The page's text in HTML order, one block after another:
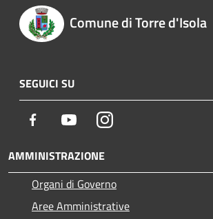
Comune di Torre d'Isola
SEGUICI SU
Facebook YoutubeInstagram
AMMINISTRAZIONE
Organi di Governo
Aree Amministrative